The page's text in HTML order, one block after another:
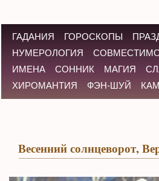
ГАДАНИЯ ГОРОСКОПЫ
НУМЕРОЛОГИЯ
ИМЕНА
СОННИК МАГИЯ
ХИРОМАНТИЯ
ФЭН-ШУЙ
Весенний солнцеворот,